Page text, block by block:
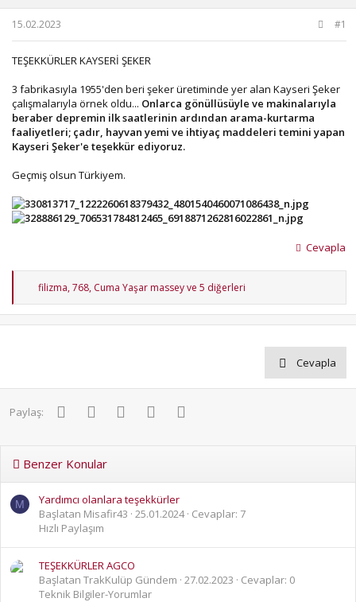
u
b
l
a
n
g
a
i
h
i
15.02.2023 #1
TEŞEKKÜRLER KAYSERİ ŞEKER
3 fabrikasıyla 1955'den beri şeker üretiminde yer alan Kayseri Şeker
çalışmalarıyla örnek oldu... Onlarca gönüllüsüyle ve makinalarıyla
beraber depremin ilk saatlerinin ardından arama-kurtarma
faaliyetleri; çadır, hayvan yemi ve ihtiyaç maddeleri temini yapan
Kayseri Şeker'e teşekkür ediyoruz.
Geçmiş olsun Türkiyem.
Cevapla
T
p
k
:
filizma,768, Cuma Yaşar masseyve 5 diğerleri
Cevapla
Paylaş: FacebookTwitter PinterestWhatsApp
Benzer Konular
M
Yardımcı olanlara teşekkürler
Başlatan Misafir43 25.01.2024 Cevaplar: 7
Hızlı Paylaşım
TEŞEKKÜRLER AGCO
Başlatan TrakKulüp Gündem 27.02.2023
Cevaplar: 0
Teknik Bilgiler-Yorumlar